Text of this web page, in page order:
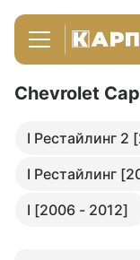
Chevrolet
I Рестайлинг 2
I Рестайлинг
I [2006 - 2012]